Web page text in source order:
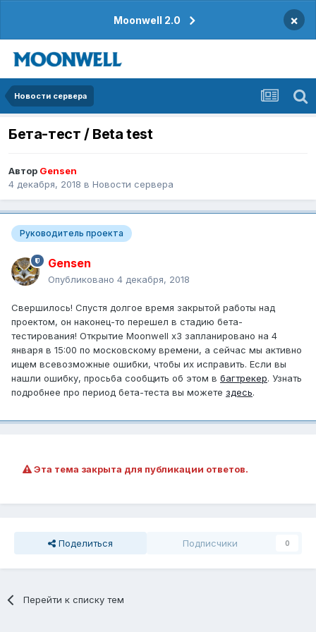
Moonwell 2.0 ×
Новости сервера
Бета-тест / Beta test
Автор Gensen
4 декабря, 2018 в Новости сервера
Руководитель проекта
Gensen
Опубликовано 4 декабря, 2018
Свершилось! Спустя долгое время закрытой работы над
проектом, он наконец-то перешел в стадию бета-
тестирования! Открытие Moonwell x3 запланировано на 4
января в 15:00 по московскому времени, а сейчас мы активно
ищем всевозможные ошибки, чтобы их исправить. Если вы
нашли ошибку, просьба сообщить об этом в багтрекер. Узнать
подробнее про период бета-теста вы можете здесь.
Эта тема закрыта для публикации ответов.
Поделиться Подписчики 0
Перейти к списку тем